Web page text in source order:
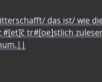
das ist/ wie
tr#[oe]stlich